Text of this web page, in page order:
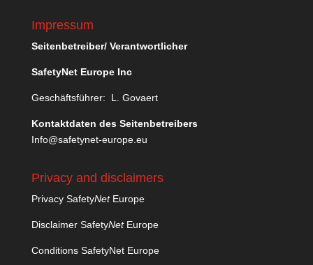
Impressum
Seitenbetreiber/ Verantwortlicher
SafetyNet Europe Inc
Geschäftsführer: L. Govaert
Kontaktdaten des Seitenbetreibers
Info@safetynet-europe.eu
Privacy and disclaimers
Privacy SafetyNetEurope
Disclaimer SafetyNetEurope
Conditions SafetyNet Europe